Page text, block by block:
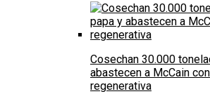
Cosechan 30.000
abastecen a McCain
regenerativa